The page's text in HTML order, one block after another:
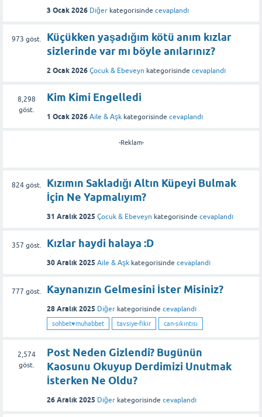
3 Ocak 2026 Diğer kategorisinde cevaplandı
973 göst.
Küçükken yaşadığım kötü anım kızlar
sizlerinde var mı böyle anılarınız?
2 Ocak 2026 Çocuk & Ebeveyn kategorisinde cevaplandı
8,298
göst.
Kim Kimi Engelledi
1 Ocak 2026 Aile & Aşk kategorisinde cevaplandı
-Reklam-
824göst.
Kızımın Sakladığı Altın Küpeyi Bulmak
İçin Ne Yapmalıyım?
31 Aralık 2025 Çocuk & Ebeveyn kategorisinde cevaplandı
357 göst. Kızlar haydi halaya :D
30 Aralık 2025 Aile & Aşk kategorisinde cevaplandı
777 göst. Kaynanızın Gelmesini İster Misiniz?
28 Aralık 2025 Diğer kategorisinde cevaplandı
sohbet♥️muhabbet tavsiye-fikir can-sıkıntısı
2,574
göst.
Post Neden Gizlendi? Bugünün
Kaosunu Okuyup Derdimizi Unutmak
İsterken Ne Oldu?
26 Aralık 2025 Diğer kategorisinde cevaplandı